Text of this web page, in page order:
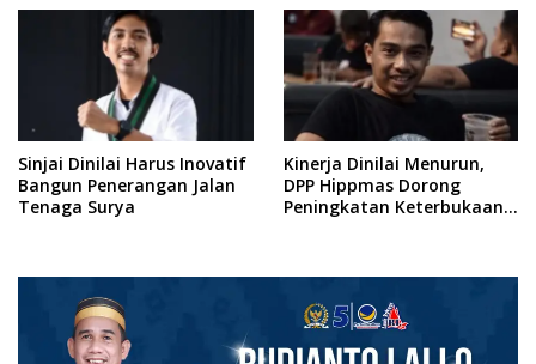
Sinjai Dinilai Harus Inovatif
Bangun Penerangan Jalan
Tenaga Surya
Kinerja Dinilai Menurun,
DPP Hippmas Dorong
Peningkatan Keterbukaan